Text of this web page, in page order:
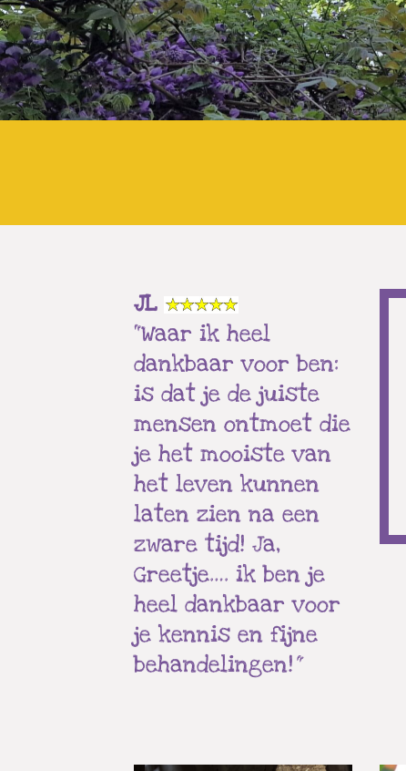
JL
“Waar ik heel
dankbaar voor ben:
is dat je de juiste
mensen ontmoet die
je het mooiste van
het leven kunnen
laten zien na een
zware tijd! Ja,
Greetje…. ik ben je
heel dankbaar voor
je kennis en fijne
behandelingen!“